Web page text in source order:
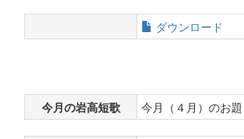
ダウンロード
今月の岩高短歌 今月（４月）のお題